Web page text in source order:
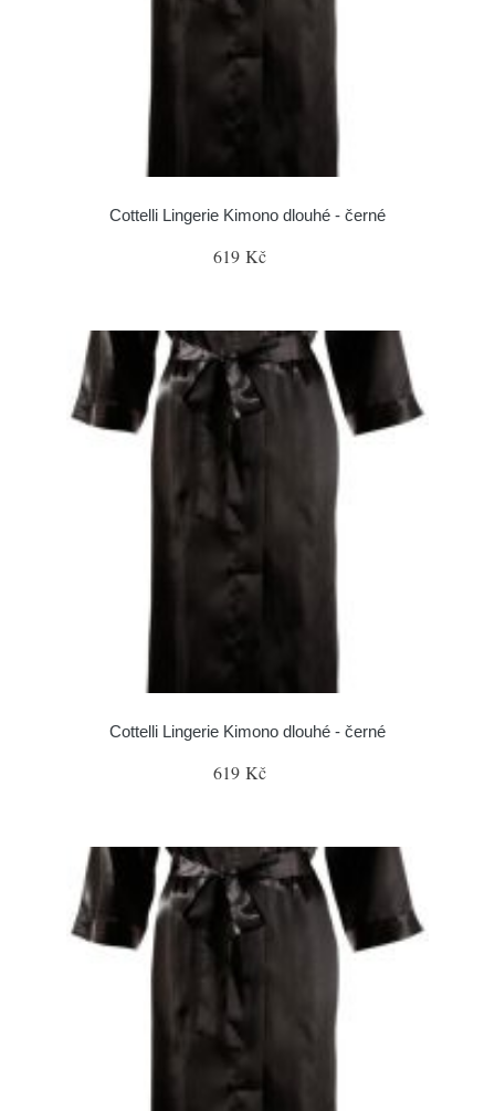
Cottelli Lingerie Kimono dlouhé - černé
619 Kč
Cottelli Lingerie Kimono dlouhé - černé
619 Kč